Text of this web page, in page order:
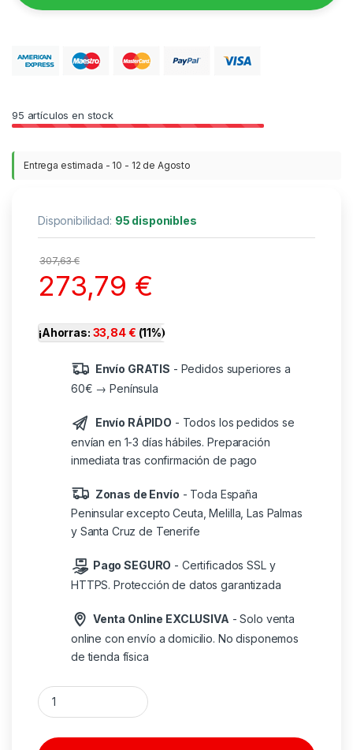
95 artículos en stock
Entrega estimada - 10 - 12 de Agosto
Disponibilidad: 95 disponibles
307,63€
273,79 €
¡Ahorras: 33,84€ (11%)
Envío GRATIS - Pedidos superiores a
60€ → Península
Envío RÁPIDO - Todos los pedidos se
envían en 1-3 días hábiles. Preparación
inmediata tras confirmación de pago
Zonas de Envío - Toda España
Peninsular excepto Ceuta, Melilla, Las Palmas
y Santa Cruz de Tenerife
Pago SEGURO - Certificados SSL y
HTTPS. Protección de datos garantizada
Venta Online EXCLUSIVA - Solo venta
online con envío a domicilio. No disponemos
de tienda física
HP Series 5 Monitor FHD Pro de la serie 5 de 23,8 pulgadas: